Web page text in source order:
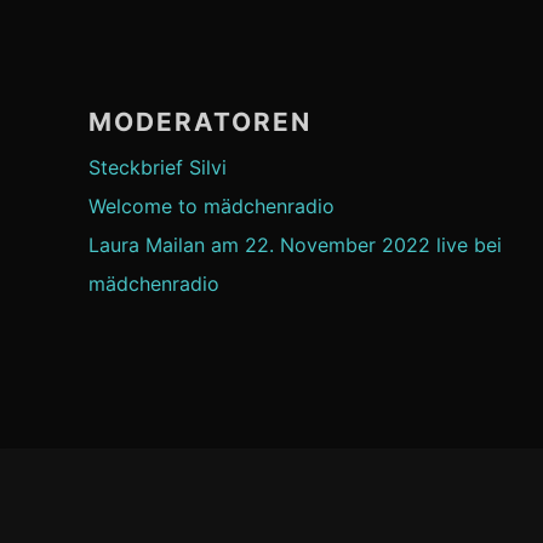
MODERATOREN
Steckbrief Silvi
Welcome to mädchenradio
Laura Mailan am 22. November 2022 live bei
mädchenradio